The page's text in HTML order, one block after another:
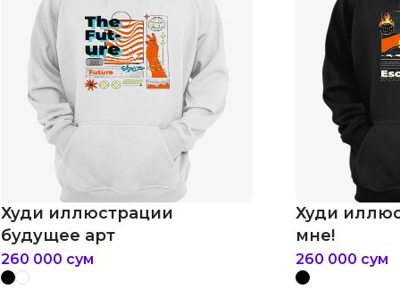
Худи иллюстрации
будущее арт
260 000 сум
Худи
мне!
260 000 сум